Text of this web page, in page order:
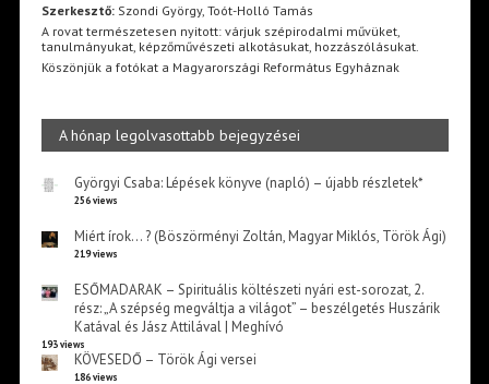
Szerkesztő:Szondi György, Toót-Holló Tamás
A rovat természetesen nyitott: várjuk szépirodalmi művüket,
tanulmányukat, képzőművészeti alkotásukat, hozzászólásukat.
Köszönjük a fotókat a Magyarországi Református Egyháznak
A hónap legolvasottabb bejegyzései
Györgyi Csaba: Lépések könyve (napló) – újabb részletek*
256 views
Miért írok… ? (Böszörményi Zoltán, Magyar Miklós, Török Ági)
219 views
ESŐMADARAK – Spirituális költészeti nyári est-sorozat, 2.
rész: „A szépség megváltja a világot” – beszélgetés Huszárik
Katával és Jász Attilával | Meghívó
193 views
KÖVESEDŐ – Török Ági versei
186 views